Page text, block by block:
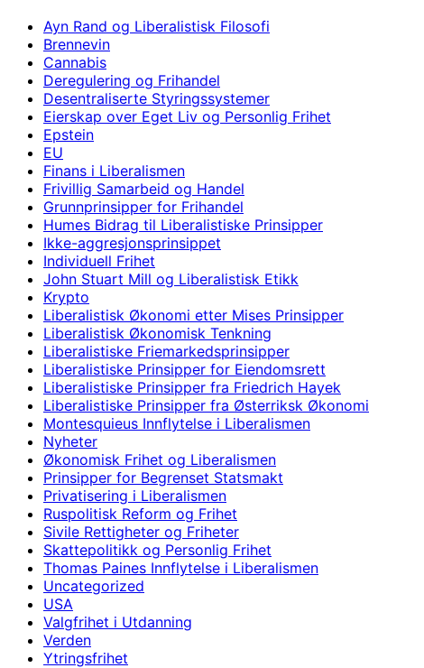
Ayn Rand og Liberalistisk Filosofi
Brennevin
Cannabis
Deregulering og Frihandel
Desentraliserte Styringssystemer
Eierskap over Eget Liv og Personlig Frihet
Epstein
EU
Finans i Liberalismen
Frivillig Samarbeid og Handel
Grunnprinsipper for Frihandel
Humes Bidrag til Liberalistiske Prinsipper
Ikke-aggresjonsprinsippet
Individuell Frihet
John Stuart Mill og Liberalistisk Etikk
Krypto
Liberalistisk Økonomi etter Mises Prinsipper
Liberalistisk Økonomisk Tenkning
Liberalistiske Friemarkedsprinsipper
Liberalistiske Prinsipper for Eiendomsrett
Liberalistiske Prinsipper fra Friedrich Hayek
Liberalistiske Prinsipper fra Østerriksk Økonomi
Montesquieus Innflytelse i Liberalismen
Nyheter
Økonomisk Frihet og Liberalismen
Prinsipper for Begrenset Statsmakt
Privatisering i Liberalismen
Ruspolitisk Reform og Frihet
Sivile Rettigheter og Friheter
Skattepolitikk og Personlig Frihet
Thomas Paines Innflytelse i Liberalismen
Uncategorized
USA
Valgfrihet i Utdanning
Verden
Ytringsfrihet